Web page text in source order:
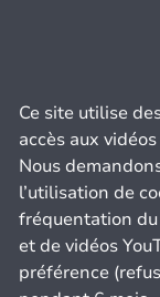
Ce site utilise
accès aux vidéos
Nous
l’utilisation de
fréquentation
et de vidéos
préférence